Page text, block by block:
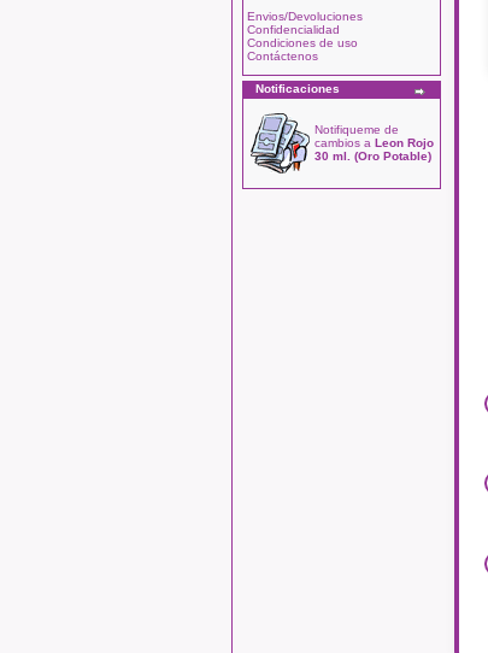
Envios/Devoluciones
Confidencialidad
Condiciones de uso
Contáctenos
Notificaciones
Notifiqueme de
cambios a Leon Rojo
30 ml. (Oro Potable)